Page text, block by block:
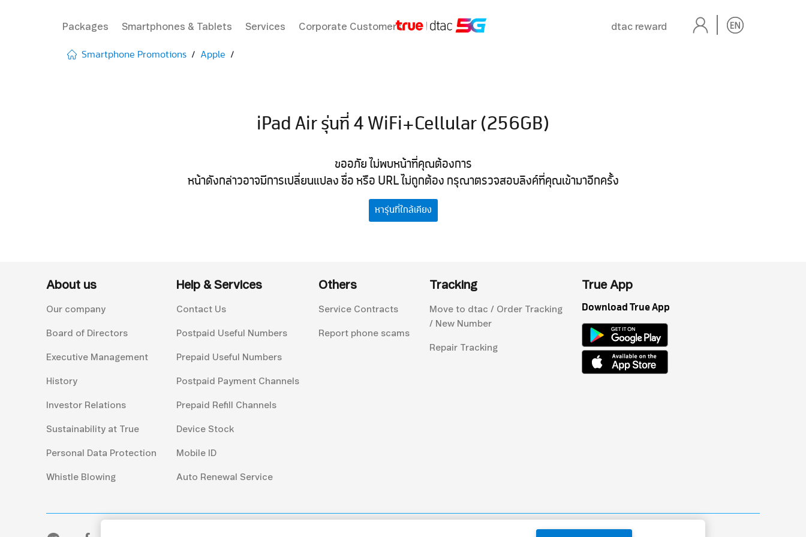
Packages Smartphones & Tablets Services Corporate Customers dtac reward
Smartphone Promotions Apple
iPad Air รุ่นที่ 4 WiFi+Cellular (256GB)
ขออภัย ไม่พบหน้าที่คุณต้องการ
หน้าดังกล่าวอาจมีการเปลี่ยนแปลง ชื่อ หรือ URL ไม่ถูกต้อง กรุณาตรวจสอบลิงค์ที่คุณเข้ามาอีกครั้ง
หารุ่นที่ใกล้เคียง
About us
Our company
Board of Directors
Executive Management
History
Investor Relations
Sustainability at True
Personal Data Protection
Whistle Blowing
Help & Services
Contact Us
Postpaid Useful Numbers
Prepaid Useful Numbers
Postpaid Payment Channels
Prepaid Refill Channels
Device Stock
Mobile ID
Auto Renewal Service
Others
Service Contracts
Report phone scams
Tracking
Move to dtac / Order Tracking
/ New Number
Repair Tracking
True App
Download True App